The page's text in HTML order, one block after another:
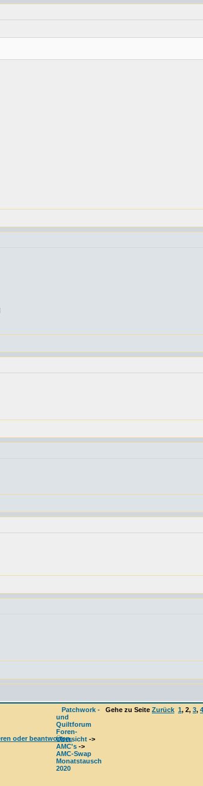
Patchwork -
und
Quiltforum
Foren-
Übersicht ->
AMC's ->
AMC-Swap
Monatstausch
2020
Gehe zu Seite Zurück 1, 2, 3, 4